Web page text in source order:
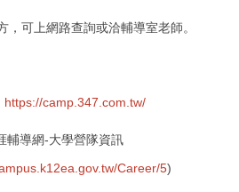
，可上網路查詢或洽輔導室老師。
https://camp.347.com.tw/
輔導網-大學營隊資訊
Career/5)